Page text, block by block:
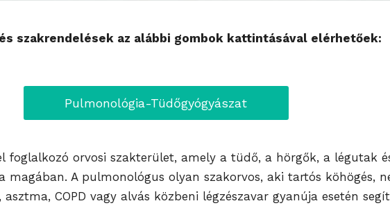
szakrendelések az alábbi gombok kattintásával elérhetőek:
Pulmonológia-Tüdőgyógyászat
foglalkozó orvosi szakterület, amely a tüdő, a hörgők, a légutak
magában. A pulmonológus olyan szakorvos, aki tartós köhögés,
COPD vagy alvás közbeni légzészavar gyanúja esetén